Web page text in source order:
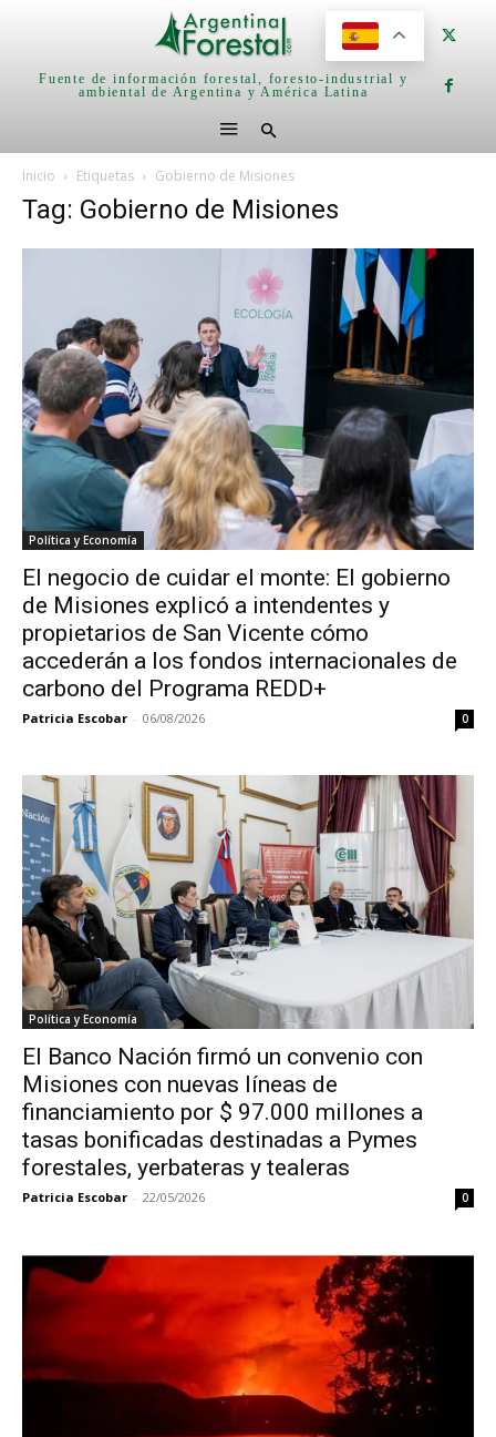
Fuente de información forestal, foresto-industrial y
ambiental de Argentina y América Latina
Inicio Etiquetas Gobierno de Misiones
Tag: Gobierno de Misiones
Política y Economía
El negocio de cuidar el monte: El gobierno
de Misiones explicó a intendentes y
propietarios de San Vicente cómo
accederán a los fondos internacionales de
carbono del Programa REDD+
Patricia Escobar - 06/08/2026 0
Política y Economía
El Banco Nación firmó un convenio con
Misiones con nuevas líneas de
financiamiento por $ 97.000 millones a
tasas bonificadas destinadas a Pymes
forestales, yerbateras y tealeras
Patricia Escobar - 22/05/2026 0